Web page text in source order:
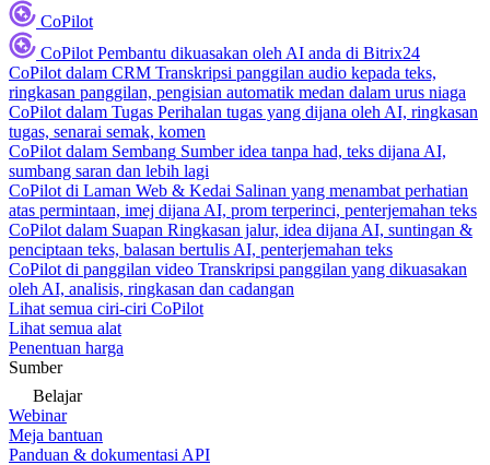
CoPilot
CoPilot Pembantu dikuasakan oleh AI anda di Bitrix24
CoPilot dalam CRM Transkripsi panggilan audio kepada teks,
ringkasan panggilan, pengisian automatik medan dalam urus niaga
CoPilot dalam Tugas Perihalan tugas yang dijana oleh AI, ringkasan
tugas, senarai semak, komen
CoPilot dalam Sembang Sumber idea tanpa had, teks dijana AI,
sumbang saran dan lebih lagi
CoPilot di Laman Web & Kedai Salinan yang menambat perhatian
atas permintaan, imej dijana AI, prom terperinci, penterjemahan teks
CoPilot dalam Suapan Ringkasan jalur, idea dijana AI, suntingan &
penciptaan teks, balasan bertulis AI, penterjemahan teks
CoPilot di panggilan video Transkripsi panggilan yang dikuasakan
oleh AI, analisis, ringkasan dan cadangan
Lihat semua ciri-ciri CoPilot
Lihat semua alat
Penentuan harga
Sumber
Belajar
Webinar
Meja bantuan
Panduan & dokumentasi API